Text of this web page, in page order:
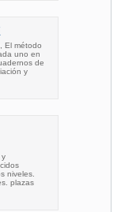
El método
uno en
de
y
y
niveles.
plazas